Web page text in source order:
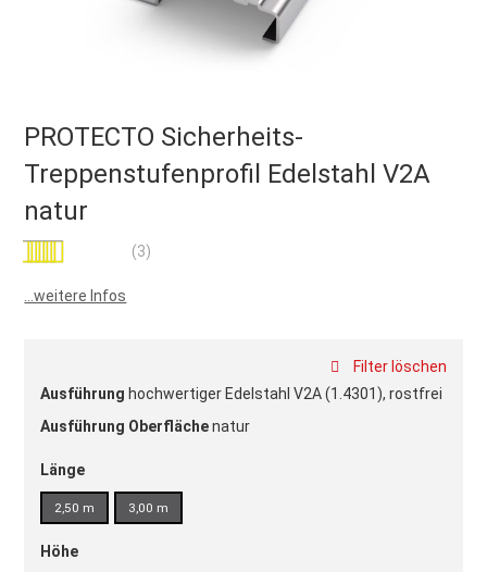
PROTECTO Sicherheits-
Treppenstufenprofil Edelstahl V2A
natur
Bewertung: (3)
...weitere Infos
Filter löschen
Länge
2,50 m 3,00 m
Höhe
Ausführung hochwertiger Edelstahl V2A (1.4301), rostfrei
Ausführung Oberflächenatur